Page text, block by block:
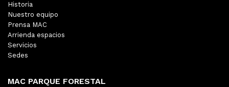
Historia
Nuestro equipo
Prensa MAC
Arrienda espacios
Servicios
Sedes
MAC PARQUE FORESTAL